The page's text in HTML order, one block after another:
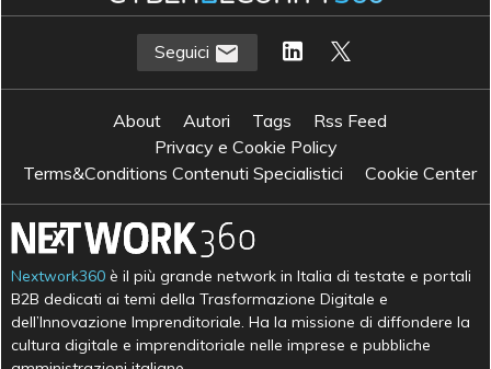
Seguici
About Autori Tags
Rss Feed
Privacy e Cookie Policy
Terms&Conditions Contenuti Specialistici
Cookie Center
Nextwork360 è il più grande network in Italia di testate e portali
B2B dedicati ai temi della Trasformazione Digitale e
dell’Innovazione Imprenditoriale. Ha la missione di diffondere la
cultura digitale e imprenditoriale nelle imprese e pubbliche